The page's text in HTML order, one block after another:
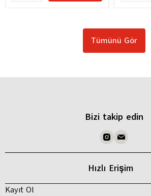
Tümünü Gör
Bizi takip edin
Hızlı Erişim
Kayıt Ol